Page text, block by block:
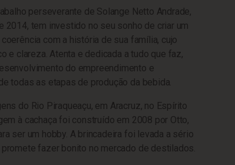
perseverante de Solange Netto Andrade,
2014, tem investido no seu sonho de criar um
com a história de sua família, cujo
e clareza. Atenta e dedicada a tudo que faz,
do empreendimento e
todas as etapas de produção da bebida.
do Rio Piraqueaçu, em Aracruz, no Espírito
à cachaça foi construído em 2008 por Otto,
ser um hobby. A brincadeira foi levada a sério
fazer bonito no mercado de destilados.